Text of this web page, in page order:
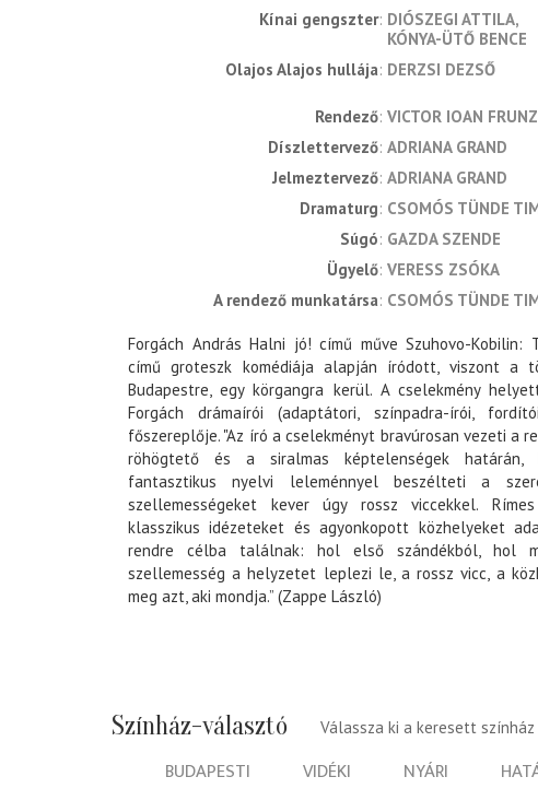
Kínai gengszter DIÓSZEGI ATTILA
KÓNYA-ÜTŐ BENCE
Olajos Alajos hullája DERZSI DEZSŐ
rendező VICTOR IOAN
díszlettervező ADRIANA GRAND
jelmeztervező ADRIANA GRAND
dramaturg CSOMÓS TÜNDE
súgó GAZDA SZENDE
ügyelő VERESS ZSÓKA
a rendező munkatársa CSOMÓS TÜNDE
Forgách András Halni jó! című műve Szuhovo-Kobilin:
című groteszk komédiája alapján íródott, viszont a
Budapestre, egy körgangra kerül. A cselekmény
Forgách drámaírói (adaptátori, színpadra-írói,
főszereplője. "Az író a cselekményt bravúrosan vezeti a
röhögtető és a siralmas képtelenségek határán,
fantasztikus nyelvi leleménnyel beszélteti a
szellemességeket kever úgy rossz viccekkel. Rímes
klasszikus idézeteket és agyonkopott közhelyeket
rendre célba találnak: hol első szándékból, hol
szellemesség a helyzetet leplezi le, a rossz vicc, a
meg azt, aki mondja.” (Zappe László)
Színház-választó Válassza ki a keresett
BUDAPESTI VIDÉKI NYÁRI